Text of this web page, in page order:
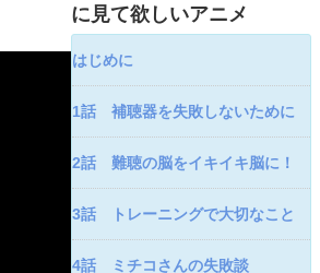
に見て欲しいアニメ
はじめに
1話 補聴器を失敗しないために
2話 難聴の脳をイキイキ脳に！
3話 トレーニングで大切なこと
4話 ミチコさんの失敗談